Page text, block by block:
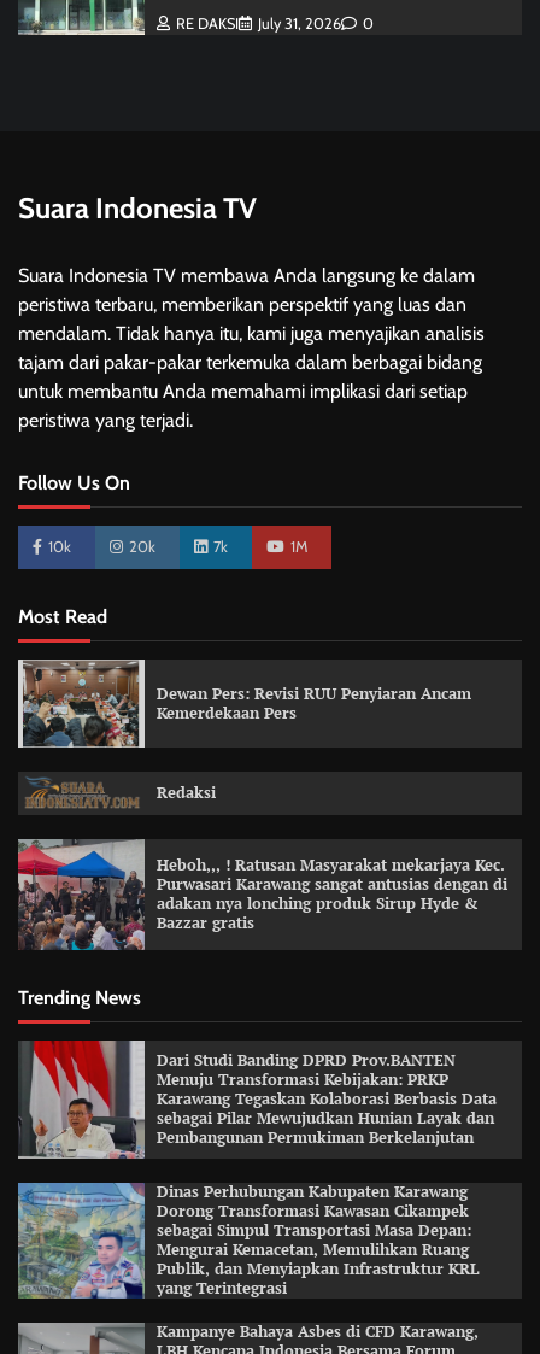
RE DAKSI July 31, 2026 0
Suara Indonesia TV
Suara Indonesia TV membawa Anda langsung ke dalam
peristiwa terbaru, memberikan perspektif yang luas dan
mendalam. Tidak hanya itu, kami juga menyajikan analisis
tajam dari pakar-pakar terkemuka dalam berbagai bidang
untuk membantu Anda memahami implikasi dari setiap
peristiwa yang terjadi.
Follow Us On
10k 20k 7k 1M
Most Read
Dewan Pers: Revisi RUU Penyiaran Ancam
Kemerdekaan Pers
Redaksi
Heboh,,, ! Ratusan Masyarakat mekarjaya Kec.
Purwasari Karawang sangat antusias dengan di
adakan nya lonching produk Sirup Hyde &
Bazzar gratis
Trending News
Dari Studi Banding DPRD Prov.BANTEN
Menuju Transformasi Kebijakan: PRKP
Karawang Tegaskan Kolaborasi Berbasis Data
sebagai Pilar Mewujudkan Hunian Layak dan
Pembangunan Permukiman Berkelanjutan
Dinas Perhubungan Kabupaten Karawang
Dorong Transformasi Kawasan Cikampek
sebagai Simpul Transportasi Masa Depan:
Mengurai Kemacetan, Memulihkan Ruang
Publik, dan Menyiapkan Infrastruktur KRL
yang Terintegrasi
Kampanye Bahaya Asbes di CFD Karawang,